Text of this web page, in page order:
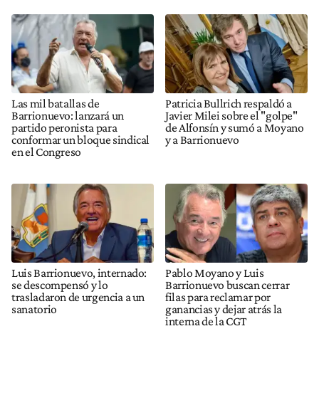
Las mil batallas de
Barrionuevo: lanzará un
partido peronista para
conformar un bloque sindical
en el Congreso
Patricia Bullrich respaldó a
Javier Milei sobre el "golpe"
de Alfonsín y sumó a Moyano
y a Barrionuevo
Luis Barrionuevo, internado:
se descompensó y lo
trasladaron de urgencia a un
sanatorio
Pablo Moyano y Luis
Barrionuevo buscan cerrar
filas para reclamar por
ganancias y dejar atrás la
interna de la CGT